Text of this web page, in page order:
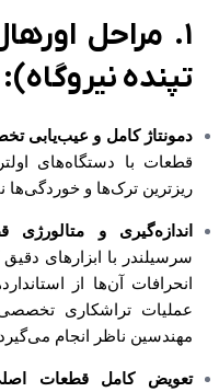
۱. مراحل
تپنده نیروگاه):
دمونتاژ کامل و عیب‌یابی
قطعات با دستگاه‌های
ریزترین ترک‌ها و خوردگی‌ها
اندازه‌گیری و متالورژی
سرسیلندر با ابزارهای
عملیات تراشکاری
مهندسین ناظر انجام
تعویض کامل قطعات